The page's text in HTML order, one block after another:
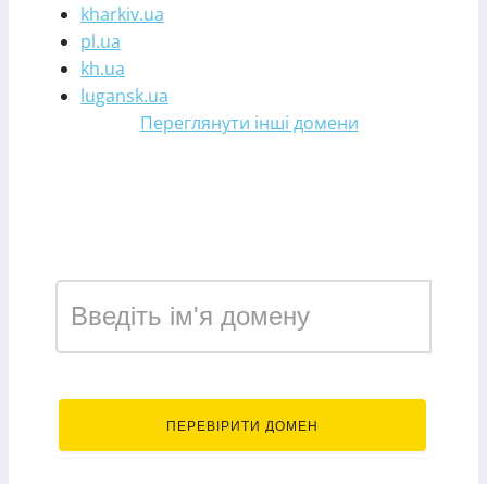
kharkiv.ua
pl.ua
kh.ua
lugansk.ua
Переглянути інші домени
ПЕРЕВІРИТИ ДОМЕН